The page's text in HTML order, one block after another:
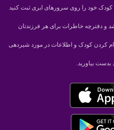
خود را روی سرورهای ابری ثبت کنید
و دفترچه خاطرات برای هر فرزندتان
کردن کودک و اطلاعات در مورد شیردهی
بدست بیاورید.